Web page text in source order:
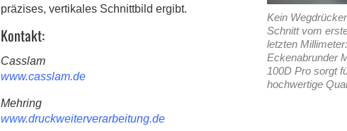
Kein
Schnitt vom
letzten
Eckenabrunder
100D Pro sorgt
hochwertige
präzises, vertikales Schnittbild ergibt.
Kontakt:
Casslam
www.casslam.de
Mehring
www.druckweiterverarbeitung.de